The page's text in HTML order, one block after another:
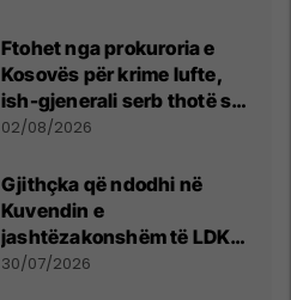
Ftohet nga prokuroria e
Kosovës për krime lufte,
ish-gjenerali serb thotë se
dikush e tradhtoi në
02/08/2026
Gjithçka që ndodhi në
Kuvendin e
jashtëzakonshëm të LDK-
së
30/07/2026